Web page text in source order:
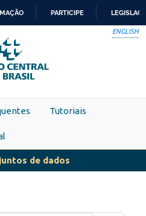
PARA
O
CONTEÚDO
PARTICIPE
ENGLISH
Tutoriais
de dados